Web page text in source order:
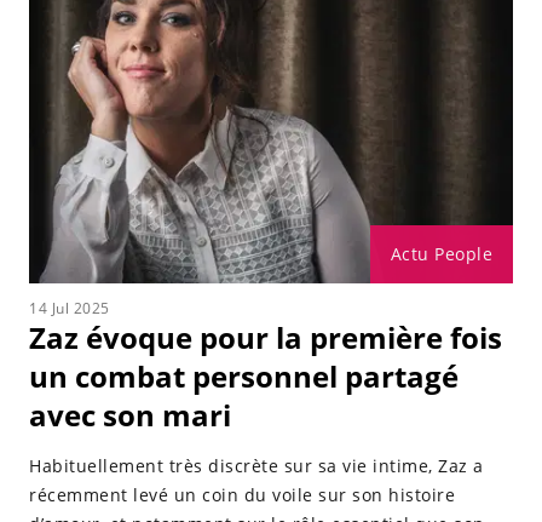
Actu People
14 Jul 2025
Zaz évoque pour la première fois
un combat personnel partagé
avec son mari
Habituellement très discrète sur sa vie intime, Zaz a
récemment levé un coin du voile sur son histoire